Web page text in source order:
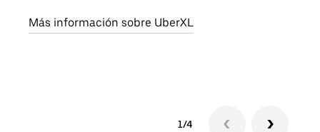
Más información sobre UberXL
1/4